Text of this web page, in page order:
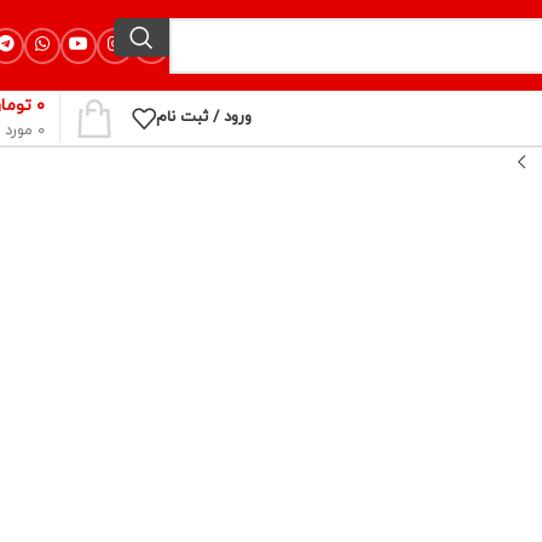
ورود / ثبت نام
0 مورد
۰